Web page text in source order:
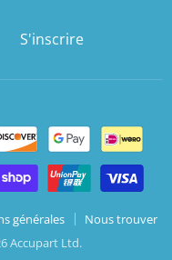
S'inscrire
générales
Nous trouver
Accupart Ltd.